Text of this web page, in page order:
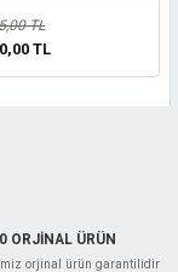
TL
TL
ORJİNAL ÜRÜN
orjinal ürün garantilidir